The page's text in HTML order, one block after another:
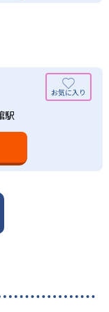
の育成も重視
庭学習（宿題学
上を進める。週2
子を観察しなが
以外の日のため
化と学力の定着
習も可能だ。
（数学）と国
け
学習時間を30～
、子どもが集中
分」と考えら
を超えて勉強し
考え、単なる長
ている。そのた
教室 公式サイト
材開発ノウハ
いる点だ。この
しており、学校
用まで、少し
数と国語を重視
語活動の学習に
の英語力育成に
導スキルを研
自信を」「生
とりに向き合っ
駅